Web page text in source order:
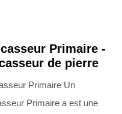
Primaire -
de pierre
Primaire Un
Primaire a est une